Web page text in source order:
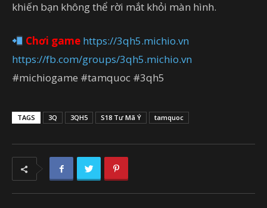
khiến bạn không thể rời mắt khỏi màn hình.
Chơi game https://3qh5.michio.vn
https://fb.com/groups/3qh5.michio.vn
#michiogame #tamquoc #3qh5
TAGS 3Q 3QH5 S18 Tư Mã Ý tamquoc